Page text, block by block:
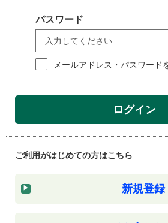
パスワード
メールアドレス・パスワード
ログイン
ご利用がはじめての方はこちら
新規登録